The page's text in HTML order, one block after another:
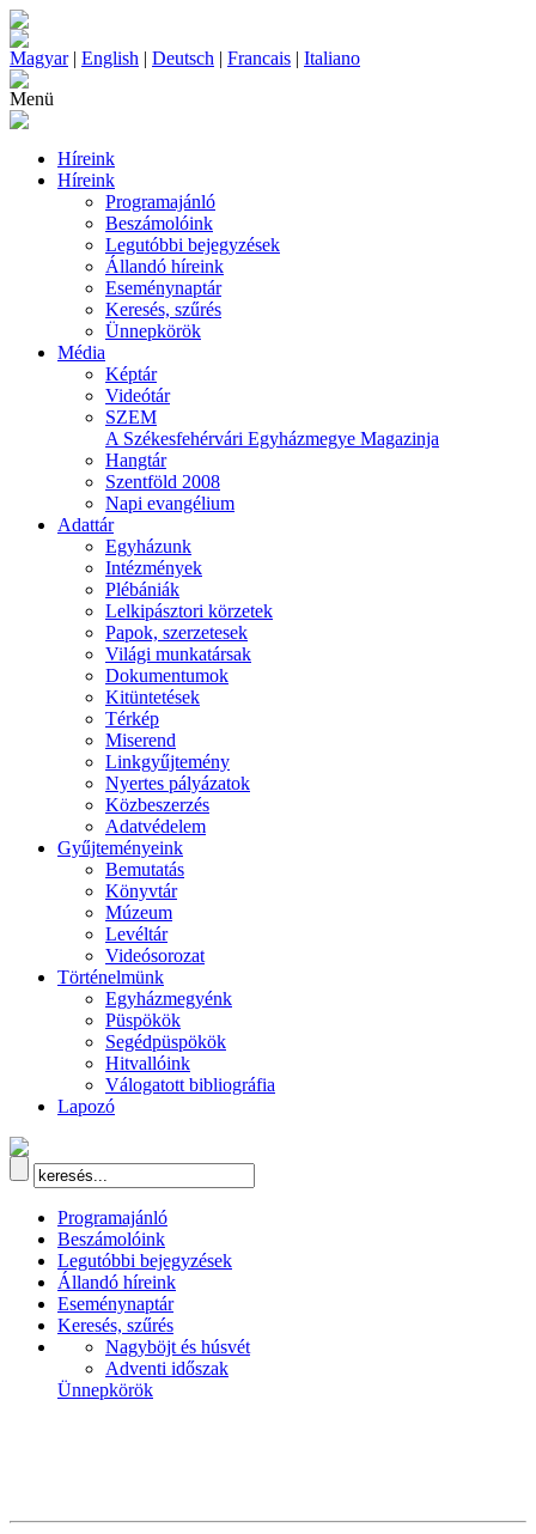
Magyar| English | Deutsch | Francais | Italiano
Menü
Híreink
Híreink
Programajánló
Beszámolóink
Legutóbbi bejegyzések
Állandó híreink
Eseménynaptár
Keresés, szűrés
Ünnepkörök
Média
Képtár
Videótár
SZEM
A Székesfehérvári Egyházmegye Magazinja
Hangtár
Szentföld 2008
Napi evangélium
Adattár
Egyházunk
Intézmények
Plébániák
Lelkipásztori körzetek
Papok, szerzetesek
Világi munkatársak
Dokumentumok
Kitüntetések
Térkép
Miserend
Linkgyűjtemény
Nyertes pályázatok
Közbeszerzés
Adatvédelem
Gyűjteményeink
Bemutatás
Könyvtár
Múzeum
Levéltár
Videósorozat
Történelmünk
Egyházmegyénk
Püspökök
Segédpüspökök
Hitvallóink
Válogatott bibliográfia
Lapozó
Programajánló
Beszámolóink
Legutóbbi bejegyzések
Állandó híreink
Eseménynaptár
Keresés, szűrés
Nagyböjt és húsvét
Adventi időszak
Ünnepkörök